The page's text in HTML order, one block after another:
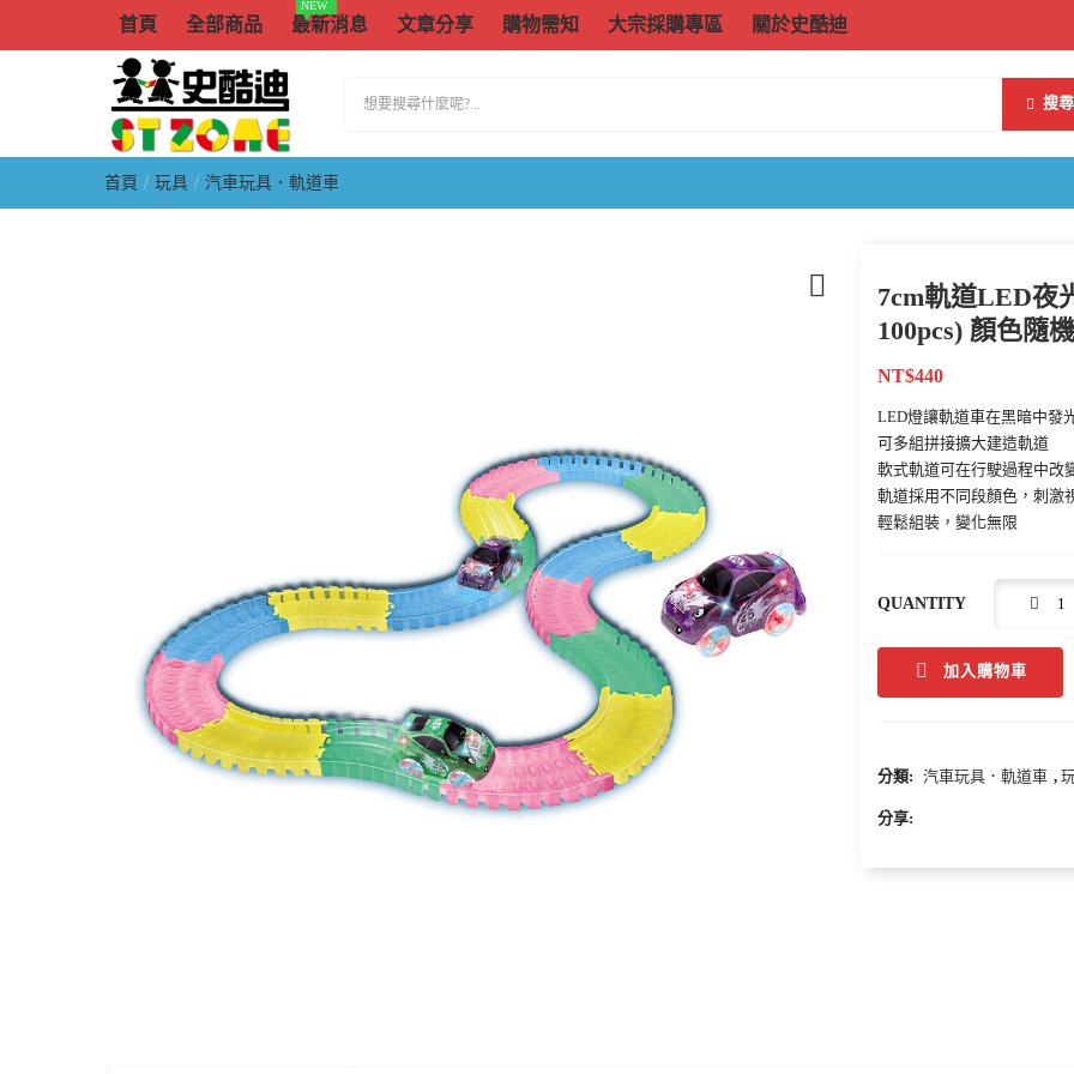
首頁 全部商品
NEW
最新消息 文章分享 購物需知 大宗採購專區 關於史酷迪
搜尋
首頁 玩具 汽車玩具．軌道車
7cm軌道LED夜
100pcs) 顏色隨機
NT$440
LED燈讓軌道車在黑暗中發
可多組拼接擴大建造軌道
軟式軌道可在行駛過程中改
軌道採用不同段顏色，刺激
輕鬆組裝，變化無限
QUANTITY
加入購物車
分類: 汽車玩具．軌道車 ,
分享: